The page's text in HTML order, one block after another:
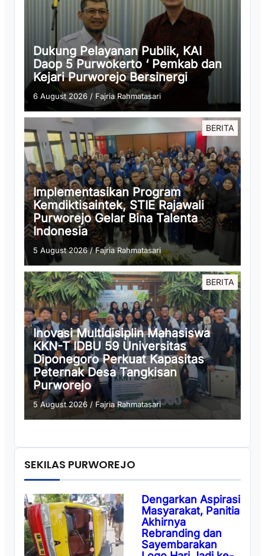
Dukung Pelayanan Publik, KAI
Daop 5 Purwokerto ‘ Pemkab dan
Kejari Purworejo Bersinergi
6 August 2026 / Fajria Rahmatasari
BERITA
Implementasikan Program
Kemdiktisaintek, STIE Rajawali
Purworejo Gelar Bina Talenta
Indonesia
5 August 2026/Fajria Rahmatasari
BERITA
Inovasi Multidisiplin Mahasiswa
KKN-T IDBU 59 Universitas
Diponegoro Perkuat Kapasitas
Peternak Desa Tangkisan
Purworejo
5 August 2026 /Fajria Rahmatasari
SEKILAS PURWOREJO
Dengarkan Aspirasi
Masyarakat, Panitia
Akhirnya
Rebranding dan
Sayembarakan